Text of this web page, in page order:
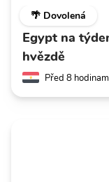
🌴 Dovolená
Egypt na
hvězdě
Před 8